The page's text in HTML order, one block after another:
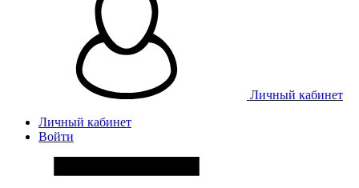
Личный кабинет
Личный кабинет
Войти